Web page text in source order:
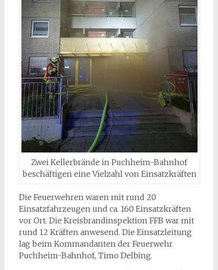
Zwei Kellerbrände in Puchheim-Bahnhof
beschäftigen eine Vielzahl von Einsatzkräften
Die Feuerwehren waren mit rund 20
Einsatzfahrzeugen und ca. 160 Einsatzkräften
vor Ort. Die Kreisbrandinspektion FFB war mit
rund 12 Kräften anwesend. Die Einsatzleitung
lag beim Kommandanten der Feuerwehr
Puchheim-Bahnhof, Timo Delbing.